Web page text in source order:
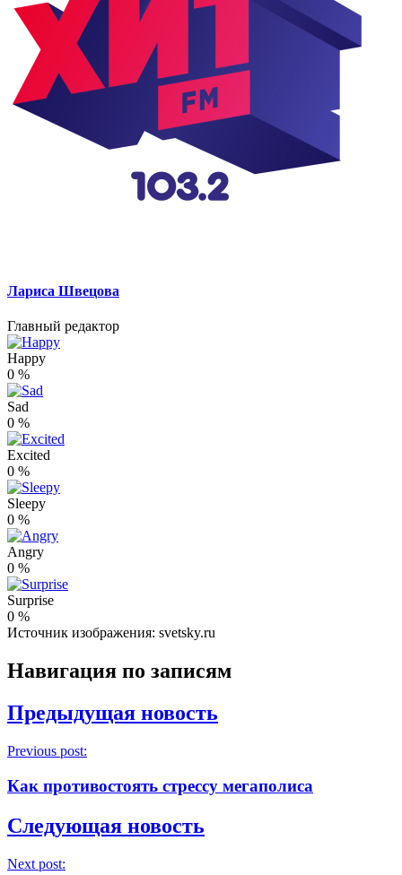
Лариса Швецова
Главный редактор
Happy
0 %
Sad
0 %
Excited
0 %
Sleepy
0 %
Angry
0 %
Surprise
0 %
Источник изображения: svetsky.ru
Навигация по записям
Предыдущая новость
Previous post:
Как противостоять стрессу мегаполиса
Следующая новость
Next post: